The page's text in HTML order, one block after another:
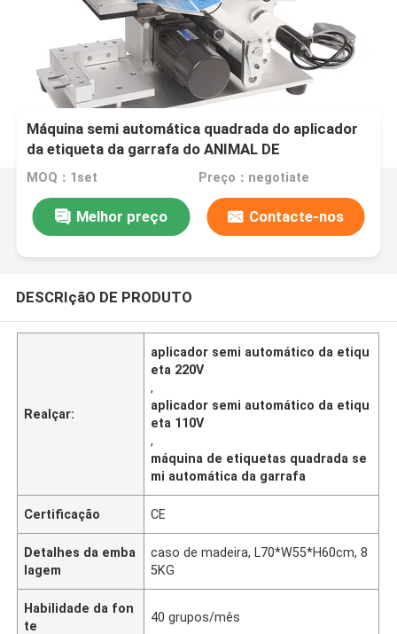
Máquina semi automática quadrada do aplicador
da etiqueta da garrafa do ANIMAL DE
ESTIMAÇÃO para a caixa 110V-220V de
MOQ：1set Preço：negotiate
Melhor preço Contacte-nos
DESCRIçãO DE PRODUTO
Realçar:
aplicador semi automático da etiqu
eta 220V
,
aplicador semi automático da etiqu
eta 110V
,
máquina de etiquetas quadrada se
mi automática da garrafa
Certificação CE
Detalhes da emba
lagem
caso de madeira, L70*W55*H60cm, 8
5KG
Habilidade da fon
te
40 grupos/mês